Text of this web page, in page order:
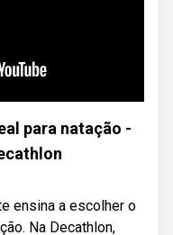
para natação -
ensina a escolher o
Na Decathlon,